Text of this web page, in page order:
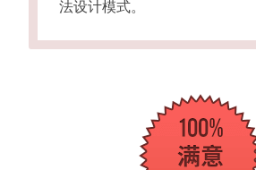
法设计模式。